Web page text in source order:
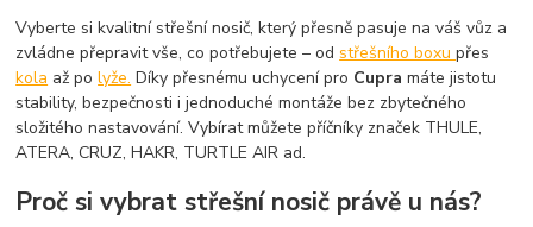
Vyberte si kvalitní střešní nosič, který přesně pasuje na váš vůz a
zvládne přepravit vše, co potřebujete – odstřešního boxupřes
kola až polyže. Díky přesnému uchycení pro Cupra máte jistotu
stability, bezpečnosti i jednoduché montáže bez zbytečného
složitého nastavování. Vybírat můžete příčníky značek THULE,
ATERA, CRUZ, HAKR, TURTLE AIR ad.
Proč si vybrat střešní nosič právě u nás?